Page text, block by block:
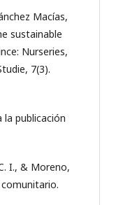
Macías,
sustainable
Nurseries,
7(3).
la publicación
I., & Moreno,